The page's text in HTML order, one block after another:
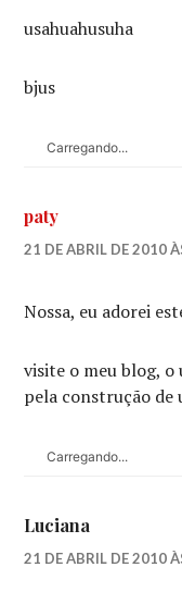
usahuahusuha
bjus
Carregando...
paty
21 DE ABRIL DE 2010
Nossa, eu adorei
visite o meu blog,
pela construção de
Carregando...
Luciana
21 DE ABRIL DE 2010